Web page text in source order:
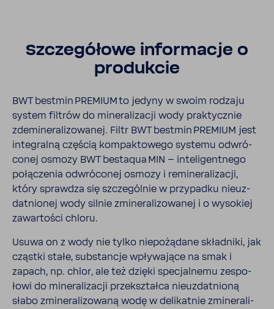
Szcze­gó­łowe infor­macje o
produkcie
BWT bestmin PREMIUM to jedyny w swoim rodzaju
system filtrów do mine­ra­li­zacji wody prak­tycznie
zdemi­ne­ra­li­zo­wanej. Filtr BWT bestmin PREMIUM jest
inte­gralną częścią kompak­to­wego systemu odwró­
conej osmozy BWT bestaqua MIN – inte­li­gent­nego
połą­czenia odwró­conej osmozy i remi­ne­ra­li­zacji,
który sprawdza się szcze­gólnie w przy­padku nieuz­
dat­nionej wody silnie zmine­ra­li­zo­wanej i o wyso­kiej
zawar­tości chloru.
Usuwa on z wody nie tylko niepo­żą­dane skład­niki, jak
cząstki stałe, substancje wpły­wa­jące na smak i
zapach, np. chlor, ale też dzięki specjal­nemu zespo­
łowi do mine­ra­li­zacji prze­kształca nieuz­dat­nioną
słabo zmine­ra­li­zo­waną wodę w deli­katnie zmine­ra­li­